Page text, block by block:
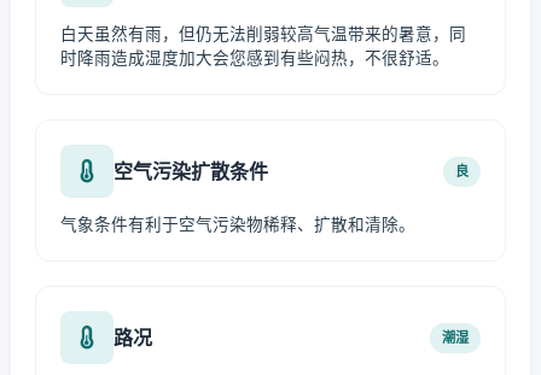
白天虽然有雨，但仍无法削弱较高气温带来的暑意，同
时降雨造成湿度加大会您感到有些闷热，不很舒适。
空气污染扩散条件 良
气象条件有利于空气污染物稀释、扩散和清除。
路况 潮湿